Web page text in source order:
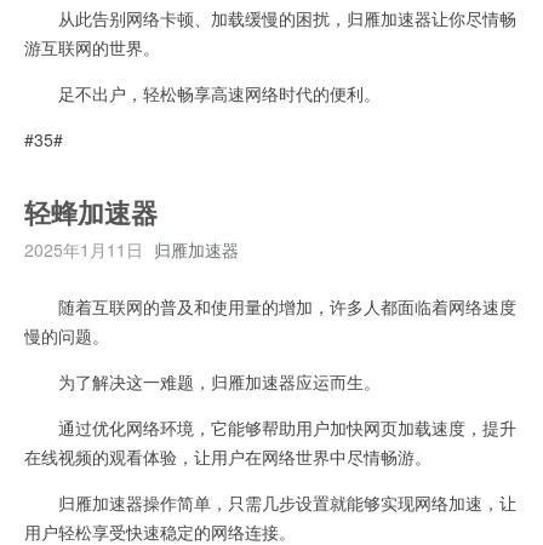
从此告别网络卡顿、加载缓慢的困扰，归雁加速器让你尽情畅
游互联网的世界。
足不出户，轻松畅享高速网络时代的便利。
#35#
轻蜂加速器
2025年1月11日 归雁加速器
随着互联网的普及和使用量的增加，许多人都面临着网络速度
慢的问题。
为了解决这一难题，归雁加速器应运而生。
通过优化网络环境，它能够帮助用户加快网页加载速度，提升
在线视频的观看体验，让用户在网络世界中尽情畅游。
归雁加速器操作简单，只需几步设置就能够实现网络加速，让
用户轻松享受快速稳定的网络连接。